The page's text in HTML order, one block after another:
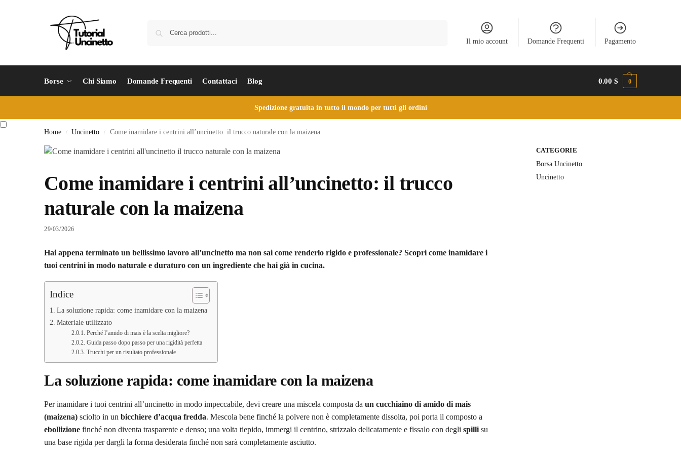
Il mio account Domande Frequenti Pagamento
Borse Chi Siamo Domande Frequenti Contattaci Blog 0.00$ 0
Spedizione gratuita in tutto il mondo per tutti gli ordini
Home / Uncinetto / Come inamidare i centrini all’uncinetto: il trucco naturale con la maizena
Come inamidare i centrini all’uncinetto: il trucco
naturale con la maizena
29/03/2026
Hai appena terminato un bellissimo lavoro all’uncinetto ma non sai come renderlo rigido e professionale? Scopri come inamidare i
tuoi centrini in modo naturale e duraturo con un ingrediente che hai già in cucina.
Indice
La soluzione rapida: come inamidare con la maizena
Materiale utilizzato
Perché l’amido di mais è la scelta migliore?
Guida passo dopo passo per una rigidità perfetta
Trucchi per un risultato professionale
La soluzione rapida: come inamidare con la maizena
Per inamidare i tuoi centrini all’uncinetto in modo impeccabile, devi creare una miscela composta da un cucchiaino di amido di mais
(maizena) sciolto in un bicchiere d’acqua fredda. Mescola bene finché la polvere non è completamente dissolta, poi porta il composto a
ebollizione finché non diventa trasparente e denso; una volta tiepido, immergi il centrino, strizzalo delicatamente e fissalo con degli spilli su
una base rigida per dargli la forma desiderata finché non sarà completamente asciutto.
CATEGORIE
Borsa Uncinetto
Uncinetto